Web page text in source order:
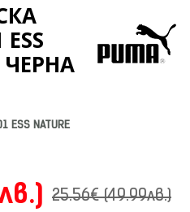
ЧЕРНА
NATURE
25.56€ (49.99лв.)